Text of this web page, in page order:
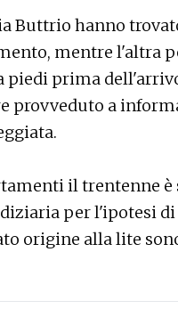
Buttrio hanno
mentre l'altra
piedi prima
provveduto a
il trentenne
per l'ipotesi di
origine alla lite